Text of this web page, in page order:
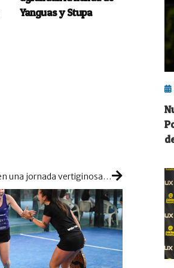
Yanguas y Stupa
Sobresaltos y sorpresas en una jornada vertiginosa de previas